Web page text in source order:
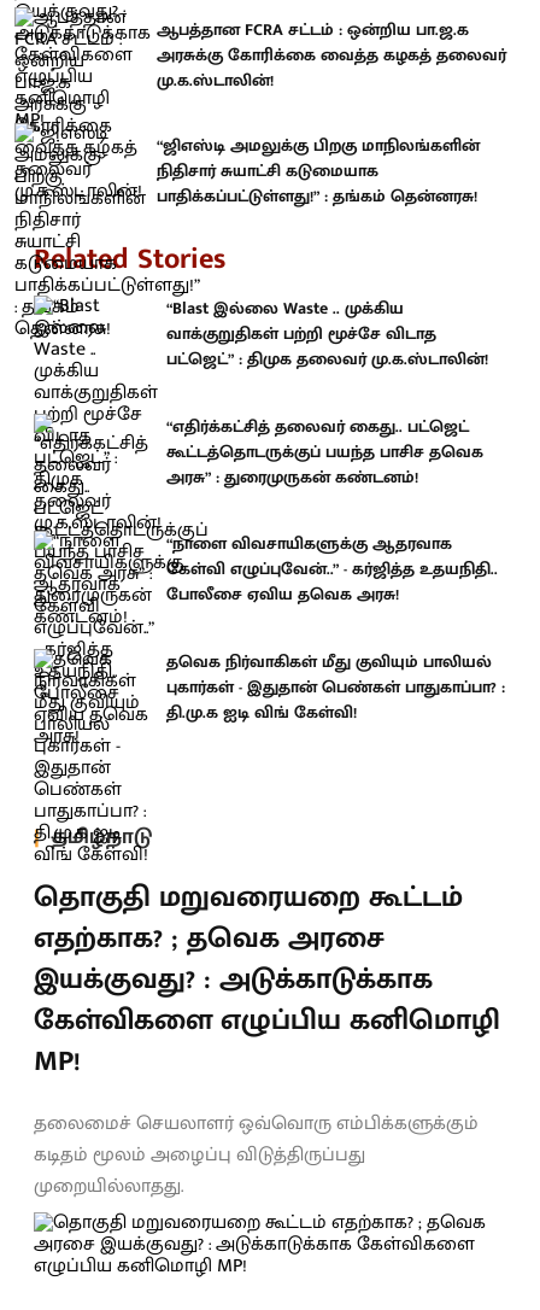
ஆபத்தான FCRA சட்டம் : ஒன்றிய பா.ஜ.க
அரசுக்கு கோரிக்கை வைத்த கழகத் தலைவர்
மு.க.ஸ்டாலின்!
“ஜிஎஸ்டி அமலுக்கு பிறகு மாநிலங்களின்
நிதிசார் சுயாட்சி கடுமையாக
பாதிக்கப்பட்டுள்ளது!” : தங்கம் தென்னரசு!
Related Stories
“Blast இல்லை Waste .. முக்கிய
வாக்குறுதிகள் பற்றி மூச்சே விடாத
பட்ஜெட்” : திமுக தலைவர் மு.க.ஸ்டாலின்!
“எதிர்க்கட்சித் தலைவர் கைது.. பட்ஜெட்
கூட்டத்தொடருக்குப் பயந்த பாசிச தவெக
அரசு” : துரைமுருகன் கண்டனம்!
“நாளை விவசாயிகளுக்கு ஆதரவாக
கேள்வி எழுப்புவேன்..” - கர்ஜித்த உதயநிதி..
போலீசை ஏவிய தவெக அரசு!
தவெக நிர்வாகிகள் மீது குவியும் பாலியல்
புகார்கள் - இதுதான் பெண்கள் பாதுகாப்பா? :
தி.மு.க ஐடி விங் கேள்வி!
தமிழ்நாடு
தொகுதி மறுவரையறை கூட்டம்
எதற்காக? ; தவெக அரசை
இயக்குவது? : அடுக்காடுக்காக
கேள்விகளை எழுப்பிய கனிமொழி
MP!
தலைமைச் செயலாளர் ஒவ்வொரு எம்பிக்களுக்கும்
கடிதம் மூலம் அழைப்பு விடுத்திருப்பது
முறையில்லாதது.